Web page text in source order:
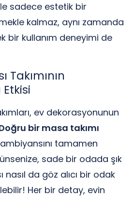
sadece estetik bir
kalmaz, aynı zamanda
bir kullanım deneyimi de
Takımının
ev dekorasyonunun
bir masa takımı
tamamen
sade bir odada şık
nasıl da göz alıcı bir odak
Her bir detay, evin